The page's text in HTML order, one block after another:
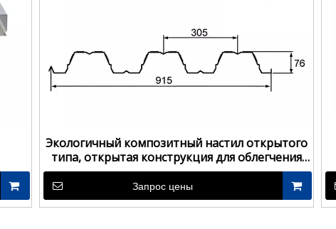
Экологичный композитный настил открытого
типа, открытая конструкция для облегчения
дренажа
Запрос цены